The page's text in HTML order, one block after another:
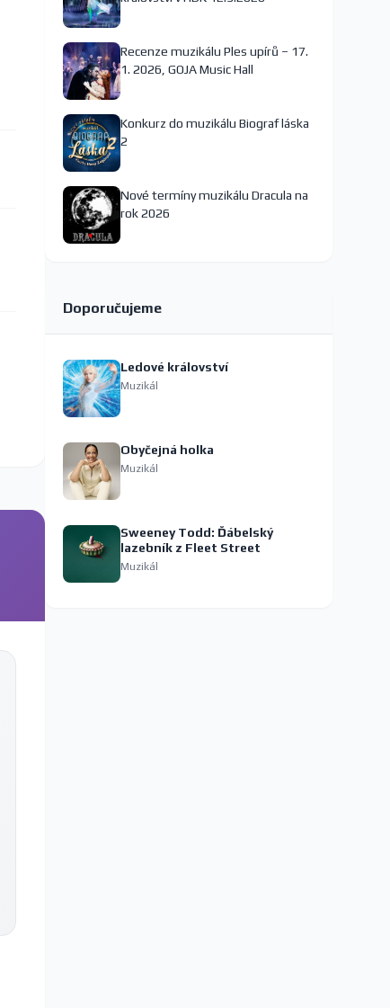
Recenze muzikálu Ples upírů – 17.
1. 2026, GOJA Music Hall
Konkurz do muzikálu Biograf láska
2
Nové termíny muzikálu Dracula na
rok 2026
Doporučujeme
Ledové království
Muzikál
Obyčejná holka
Muzikál
Sweeney Todd: Ďábelský
lazebník z Fleet Street
Muzikál